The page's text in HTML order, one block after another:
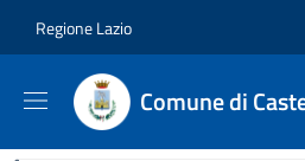
Regione Lazio
Comune di